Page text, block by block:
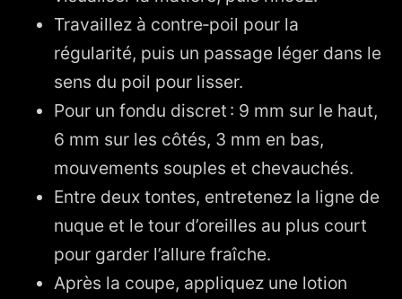
Travaillez à contre‑poil pour la
régularité, puis un passage léger dans le
sens du poil pour lisser.
Pour un fondu discret : 9 mm sur le haut,
6 mm sur les côtés, 3 mm en bas,
mouvements souples et chevauchés.
Entre deux tontes, entretenez la ligne de
nuque et le tour d’oreilles au plus court
pour garder l’allure fraîche.
Après la coupe, appliquez une lotion